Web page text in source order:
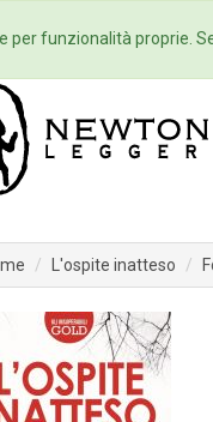
Home
L'ospite inatteso
per funzionalità proprie.